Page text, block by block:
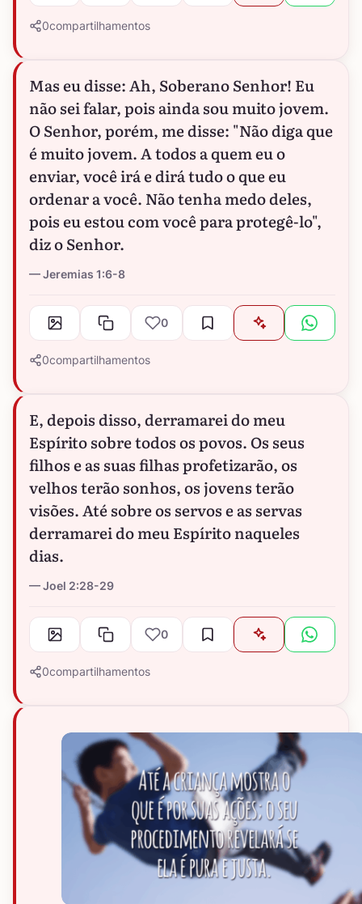
0compartilhamentos
Mas eu disse: Ah, Soberano Senhor! Eu
não sei falar, pois ainda sou muito jovem.
O Senhor, porém, me disse: "Não diga que
é muito jovem. A todos a quem eu o
enviar, você irá e dirá tudo o que eu
ordenar a você. Não tenha medo deles,
pois eu estou com você para protegê-lo",
diz o Senhor.
Jeremias 1:6-8
0
0compartilhamentos
E, depois disso, derramarei do meu
Espírito sobre todos os povos. Os seus
filhos e as suas filhas profetizarão, os
velhos terão sonhos, os jovens terão
visões. Até sobre os servos e as servas
derramarei do meu Espírito naqueles
dias.
Joel 2:28-29
0
0compartilhamentos